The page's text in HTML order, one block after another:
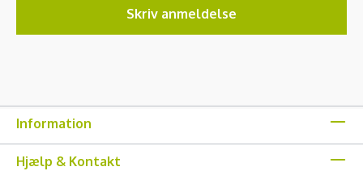
Skriv anmeldelse
Information
Hjælp & Kontakt